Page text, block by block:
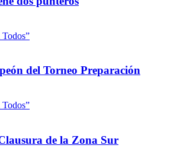
del Torneo Preparación
de la Zona Sur